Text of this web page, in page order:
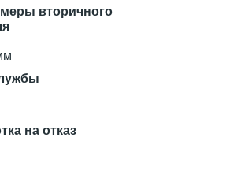
вторичного
на отказ